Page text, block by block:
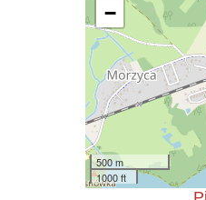
−
500 m
1000 ft